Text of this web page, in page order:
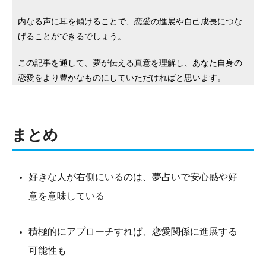
内なる声に耳を傾けることで、恋愛の進展や自己成長につな
げることができるでしょう。
この記事を通して、夢が伝える真意を理解し、あなた自身の
恋愛をより豊かなものにしていただければと思います。
まとめ
好きな人が右側にいるのは、夢占いで安心感や好
意を意味している
積極的にアプローチすれば、恋愛関係に進展する
可能性も